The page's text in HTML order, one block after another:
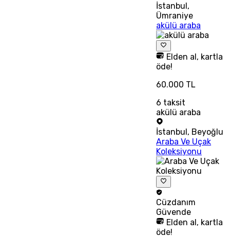
İstanbul,
Ümraniye
akülü araba
Elden al, kartla
öde!
60.000 TL
6 taksit
akülü araba
İstanbul , Beyoğlu
Araba Ve Uçak
Koleksiyonu
Cüzdanım
Güvende
Elden al, kartla
öde!